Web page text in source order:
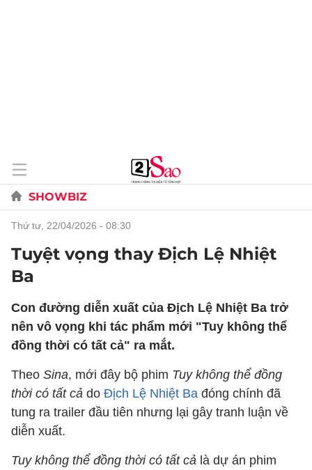
SHOWBIZ
thứ tư, 22/04/2026 - 08:30
Tuyệt vọng thay Địch Lệ Nhiệt
Ba
Con đường diễn xuất của Địch Lệ Nhiệt Ba trở
nên vô vọng khi tác phẩm mới "Tuy không thể
đồng thời có tất cả" ra mắt.
Theo Sina, mới đây bộ phim Tuy không thể đồng
thời có tất cả do Địch Lệ Nhiệt Ba đóng chính đã
tung ra trailer đầu tiên nhưng lại gây tranh luận về
diễn xuất.
Tuy không thể đồng thời có tất cả là dự án phim